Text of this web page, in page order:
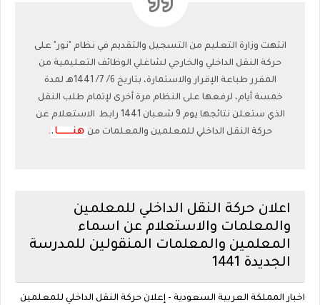
انتهت وزارة التعليم من التسجيل والتقديم في نظام "نور" على
حركة النقل الداخلي والخارجي لشاغلي الوظائف التعليمية من
المقرر طباعة الإقرار والاستمارة، بتاريخ 6/ 7/ 1441هـ لمدة
خمسة أيام، لرفعها على النظام مرة أخرى لإتمام طلب النقل
الذي ستعلن نتائجها يوم 9 شعبان 1441 رابط الاستعلام عن
حركة النقل الداخلي للمعلمين والمعلمات من هنــــــــــا.
.
اعلان حركة النقل الداخلي للمعلمين
والمعلمات والاستعلام عن اسماء
المعلمين والمعلمات المنقولين للمدرسة
الجديدة 1441
اخبار المملكة العربية السعودية - إعلان حركة النقل الداخلي للمعلمين